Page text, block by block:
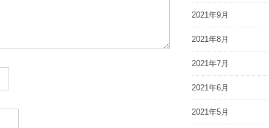
2021年9月
2021年8月
2021年7月
2021年6月
2021年5月